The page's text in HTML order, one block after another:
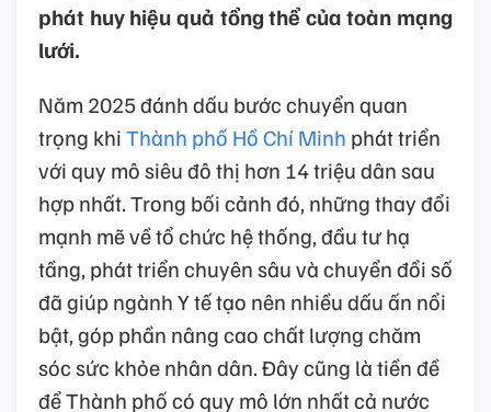
phát huy hiệu quả tổng thể của toàn mạng
lưới.
Năm 2025 đánh dấu bước chuyển quan
trọng khiThành phố Hồ Chí Minh phát triển
với quy mô siêu đô thị hơn 14 triệu dân sau
hợp nhất. Trong bối cảnh đó, những thay đổi
mạnh mẽ về tổ chức hệ thống, đầu tư hạ
tầng, phát triển chuyên sâu và chuyển đổi số
đã giúp ngành Y tế tạo nên nhiều dấu ấn nổi
bật, góp phần nâng cao chất lượng chăm
sóc sức khỏe nhân dân. Đây cũng là tiền đề
để Thành phố có quy mô lớn nhất cả nước